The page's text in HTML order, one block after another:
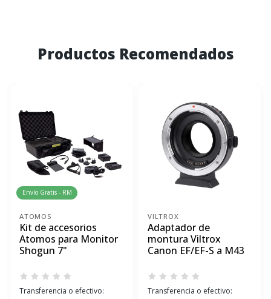
Productos Recomendados
Envío Gratis - RM
ATOMOS
Kit de accesorios
Atomos para Monitor
Shogun 7"
Transferencia o efectivo:
VILTROX
Adaptador de
montura Viltrox
Canon EF/EF-S a M43
Transferencia o efectivo: